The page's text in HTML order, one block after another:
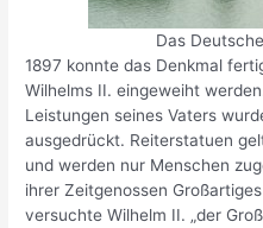
Das
1897 konnte das Denkmal
Wilhelms II. eingeweiht
Leistungen seines Vaters
ausgedrückt. Reiterstatuen
und werden nur Menschen
ihrer Zeitgenossen
versuchte Wilhelm II. „der